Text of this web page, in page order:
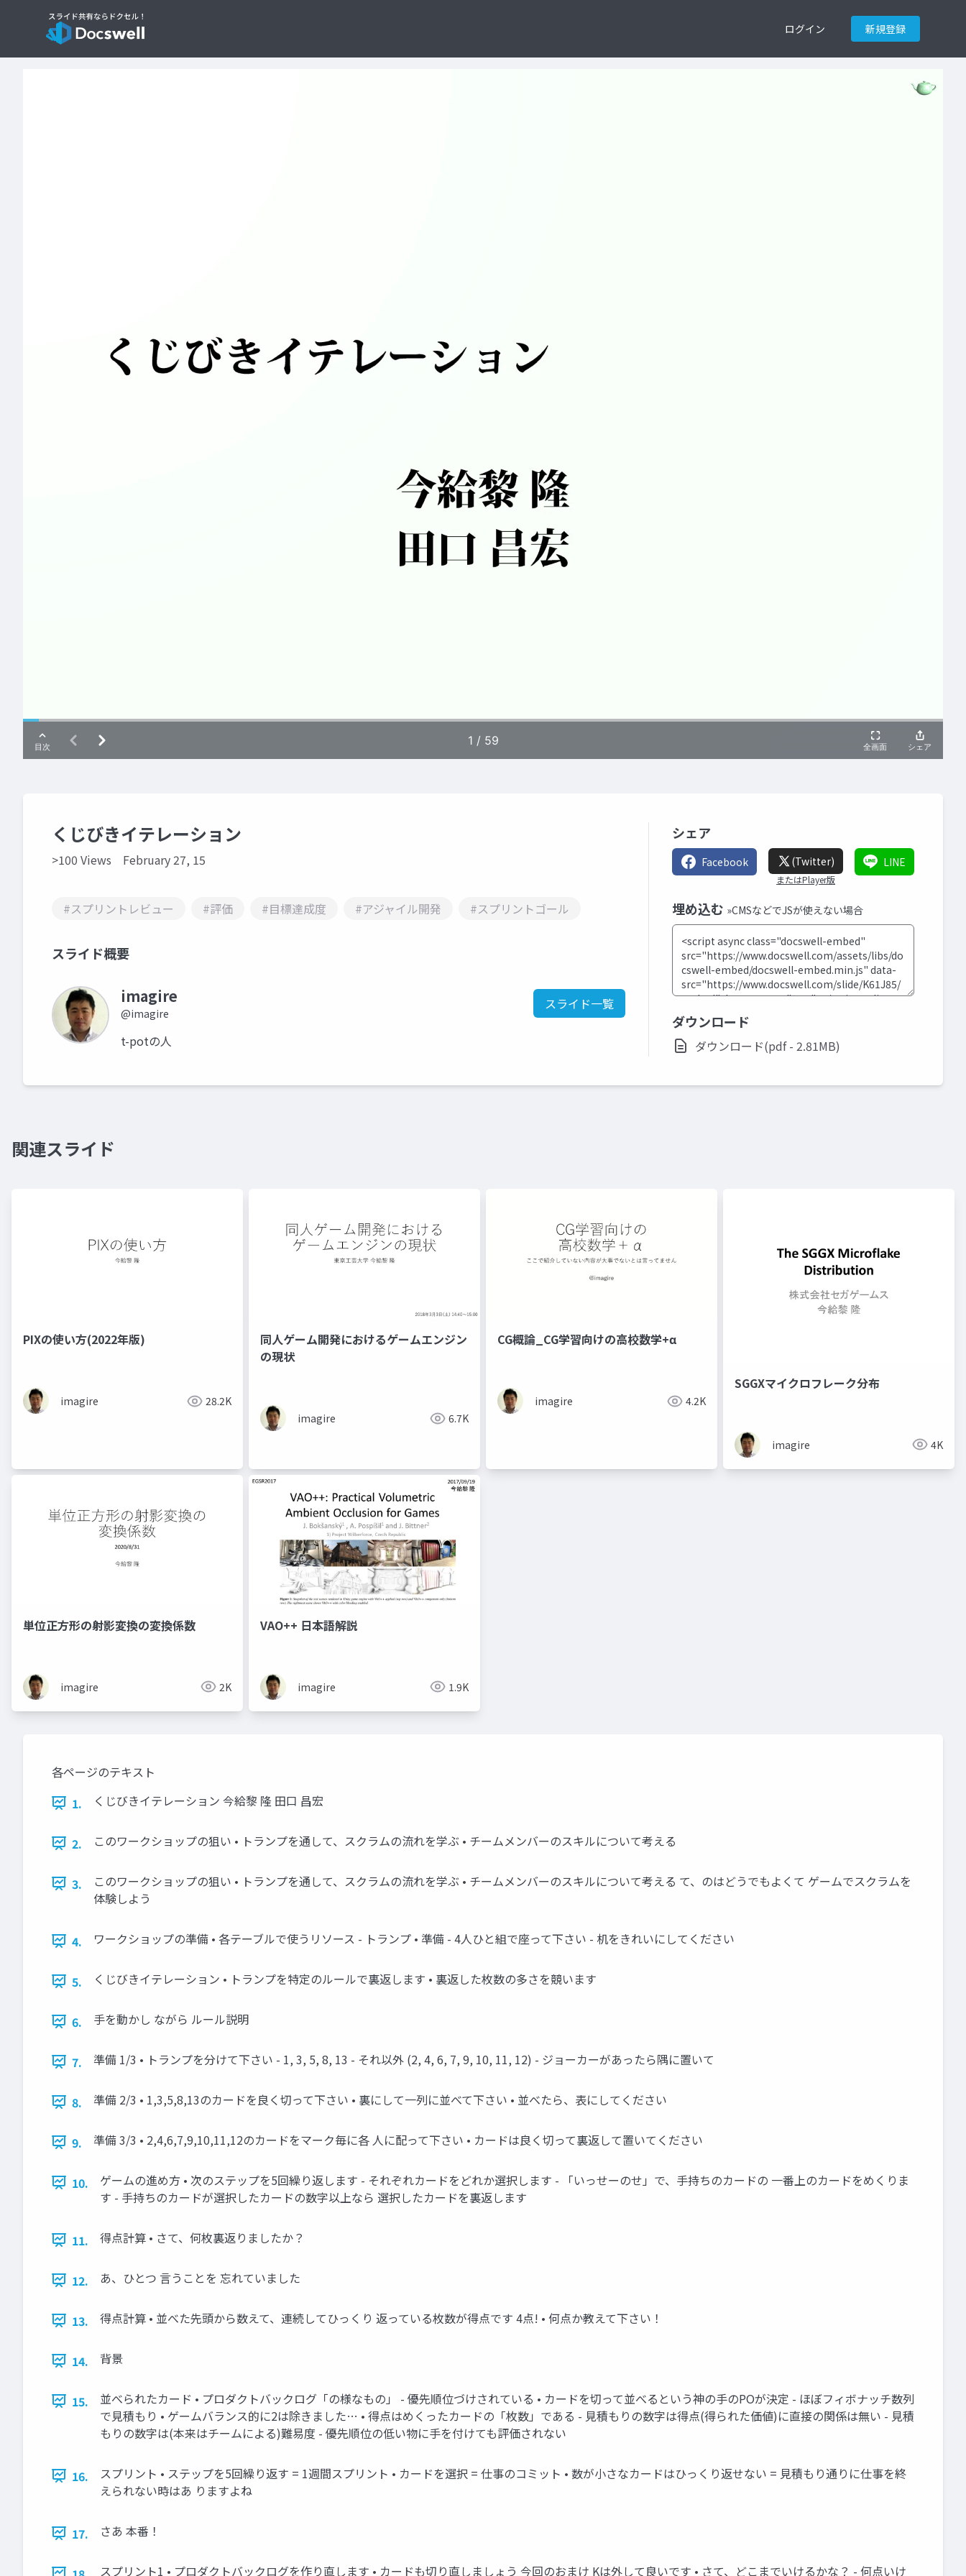
ログイン 新規登録
くじびきイテレーション
>100 Views February 27, 15
#スプリントレビュー #評価 #目標達成度 #アジャイル開発 #スプリントゴール
スライド概要
imagire
@imagire
スライド一覧
t-potの人
シェア
Facebook (Twitter)
またはPlayer版
LINE
埋め込む »CMSなどでJSが使えない場合
ダウンロード
ダウンロード(pdf - 2.81MB)
関連スライド
PIXの使い方(2022年版)
imagire 28.2K
同人ゲーム開発におけるゲームエンジン
の現状
imagire 6.7K
CG概論_CG学習向けの高校数学+α
imagire 4.2K
SGGXマイクロフレーク分布
imagire 4K
単位正方形の射影変換の変換係数
imagire 2K
VAO++ 日本語解説
imagire 1.9K
各ページのテキスト
1.
くじびきイテレーション 今給黎 隆 田口 昌宏
2. このワークショップの狙い • トランプを通して、スクラムの流れを学ぶ • チームメンバーのスキルについて考える
3.
このワークショップの狙い • トランプを通して、スクラムの流れを学ぶ • チームメンバーのスキルについて考える て、のはどうでもよくて ゲームでスクラムを
体験しよう
4. ワークショップの準備 • 各テーブルで使うリソース - トランプ • 準備 - 4人ひと組で座って下さい - 机をきれいにしてください
5. くじびきイテレーション • トランプを特定のルールで裏返します • 裏返した枚数の多さを競います
6. 手を動かし ながら ルール説明
7. 準備 1/3 • トランプを分けて下さい - 1, 3, 5, 8, 13 - それ以外 (2, 4, 6, 7, 9, 10, 11, 12) - ジョーカーがあったら隅に置いて
8. 準備 2/3 • 1,3,5,8,13のカードを良く切って下さい • 裏にして一列に並べて下さい • 並べたら、表にしてください
9. 準備 3/3 • 2,4,6,7,9,10,11,12のカードをマーク毎に各 人に配って下さい • カードは良く切って裏返して置いてください
10.
ゲームの進め方 • 次のステップを5回繰り返します - それぞれカードをどれか選択します - 「いっせーのせ」で、手持ちのカードの 一番上のカードをめくりま
す - 手持ちのカードが選択したカードの数字以上なら 選択したカードを裏返します
11. 得点計算 • さて、何枚裏返りましたか？
12. あ、ひとつ 言うことを 忘れていました
13. 得点計算 • 並べた先頭から数えて、連続してひっくり 返っている枚数が得点です 4点! • 何点か教えて下さい！
14. 背景
15.
並べられたカード • プロダクトバックログ「の様なもの」 - 優先順位づけされている • カードを切って並べるという神の手のPOが決定 - ほぼフィボナッチ数列
で見積もり • ゲームバランス的に2は除きました… • 得点はめくったカードの「枚数」である - 見積もりの数字は得点(得られた価値)に直接の関係は無い - 見積
もりの数字は(本来はチームによる)難易度 - 優先順位の低い物に手を付けても評価されない
16.
スプリント • ステップを5回繰り返す = 1週間スプリント • カードを選択 = 仕事のコミット • 数が小さなカードはひっくり返せない = 見積もり通りに仕事を終
えられない時はあ りますよね
17. さあ 本番！
スプリント1 • プロダクトバックログを作り直します • カードも切り直しましょう 今回のおまけ Kは外して良いです • さて、どこまでいけるかな？ - 何点いけ